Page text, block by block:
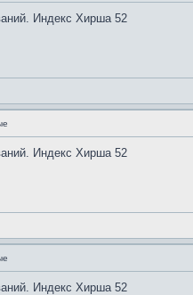
Индекс Хирша 52
Индекс Хирша 52
Индекс Хирша 52